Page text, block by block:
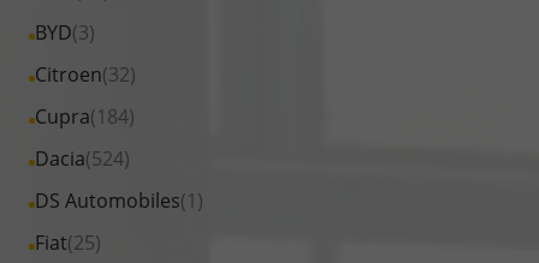
Fahrzeuge
Audi
anzeigen
BYD(3)
Alle
Fahrzeuge
BYD
anzeigen
Citroen(32)
Alle
Fahrzeuge
Citroen
anzeigen
Cupra(184)
Alle
Fahrzeuge
Cupra
anzeigen
Dacia(524)
Alle
Fahrzeuge
Dacia
DS Automobiles(1)
Alle
Fahrzeuge
Fiat(25)
Alle